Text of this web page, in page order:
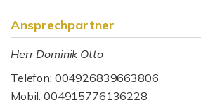
Ansprechpartner
Herr Dominik Otto
Telefon: 004926839663806
Mobil: 004915776136228